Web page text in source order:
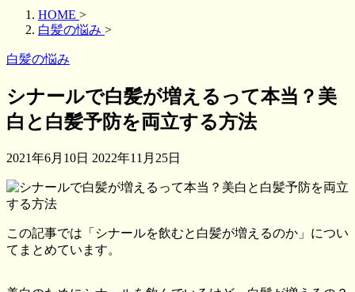
HOME >
白髪の悩み >
白髪の悩み
シナールで白髪が増えるって本当？美
白と白髪予防を両立する方法
2021年6月10日 2022年11月25日
この記事では「シナールを飲むと白髪が増えるのか」につい
てまとめています。